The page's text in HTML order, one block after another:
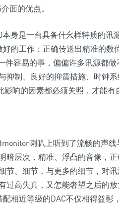
面的优点。
本身是一台具备什幺样特质的讯
的工作：正确传送出精准的数
件容易的事，偏偏许多讯源都
抑制、良好的抑震措施、时钟
响的因素都必须关照，才能有
喇叭上听到了流畅的声线
暗层次，精准、浮凸的音像，
节、细节，与更多的细节，对
过高失真，又怎能奢望之后的
相近等级的DAC不仅相得益彰